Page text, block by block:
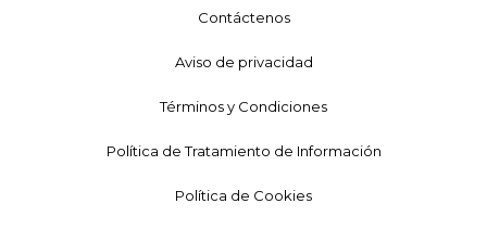
Contáctenos
Aviso de privacidad
Términos y Condiciones
Política de Tratamiento de Información
Política de Cookies